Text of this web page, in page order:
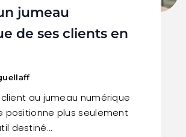
jumeau
de ses clients en
au jumeau numérique
positionne plus seulement
destiné…